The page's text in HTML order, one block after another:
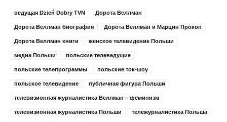
ведущая Dzień Dobry TVN Дорота Веллман
Дорота Веллман биография Дорота Веллман и Марцин Прокоп
Дорота Веллман книги женское телевидение Польши
медиа Польши польские телеведущие
польские телепрограммы польские ток-шоу
польское телевидение публичная фигура Польши
телевизионная журналистика Веллман – феминизм
телевизионная журналистика Польши тележурналистика Польша